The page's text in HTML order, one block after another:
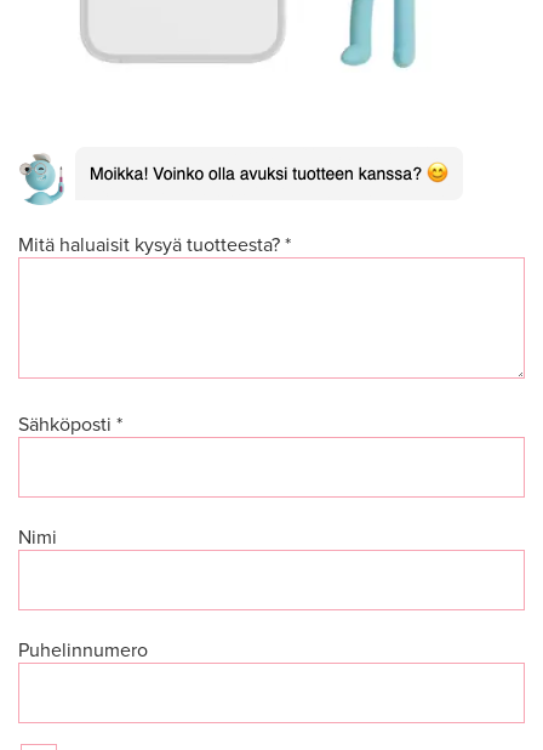
Mitä haluaisit kysyä tuotteesta? *
Sähköposti *
Nimi
Puhelinnumero